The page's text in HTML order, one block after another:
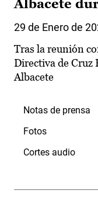
Albacete
29 de Enero de
Tras la reunión
Directiva de Cruz
Albacete
Notas de prensa
Fotos
Cortes audio